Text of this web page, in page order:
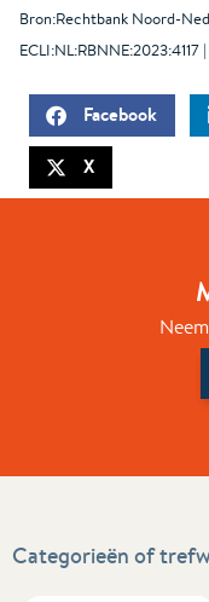
Bron:Rechtbank Noord-
ECLI:NL:RBNNE:2023:4117
Facebook
X
Categorieën of